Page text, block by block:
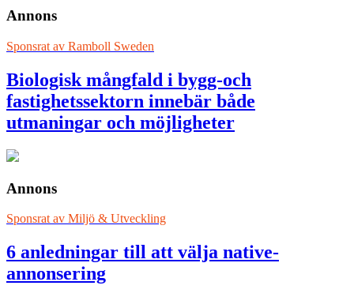
Annons
Sponsrat av Ramboll Sweden
Biologisk mångfald i bygg-och
fastighetssektorn innebär både
utmaningar och möjligheter
Annons
Sponsrat av Miljö & Utveckling
6 anledningar till att välja native-
annonsering